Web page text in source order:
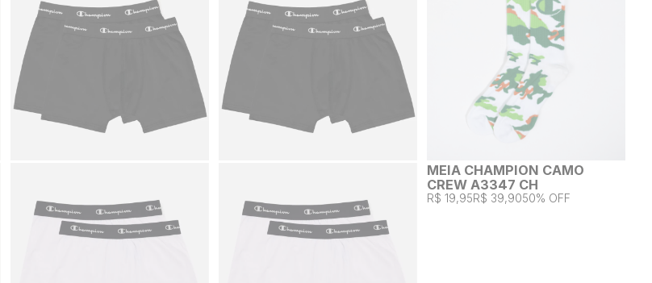
MEIA CHAMPION CAMO
CREW A3347 CH
R$ 19,95R$ 39,9050% OFF